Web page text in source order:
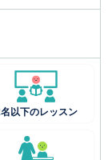
以下のレッスン